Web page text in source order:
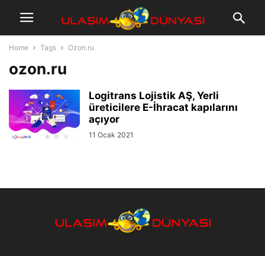
Home Tags Ozon.ru
ozon.ru
Logitrans Lojistik AŞ, Yerli
üreticilere E-İhracat kapılarını
açıyor
11 Ocak 2021